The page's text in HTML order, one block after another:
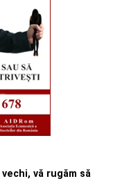
vă rugăm să